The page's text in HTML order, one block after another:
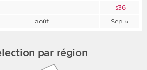
août Sep »
s36
par région